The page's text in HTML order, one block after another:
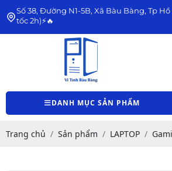
Số 38, Đường N1-5B, Xã Bàu Bàng, Tp
tốc 2h)⚡🔥
DANH MỤC SẢN PHẨM
Trang chủ Sản phẩm LAPTOP